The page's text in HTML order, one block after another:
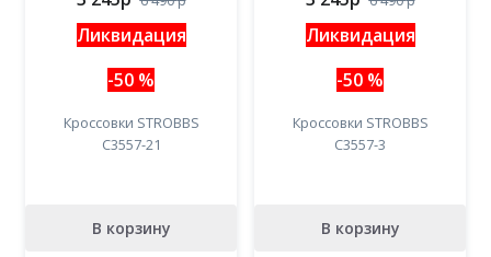
Ликвидация
-50 %
Кроссовки STROBBS
С3557-21
В корзину
Ликвидация
-50 %
Кроссовки STROBBS
C3557-3
В корзину